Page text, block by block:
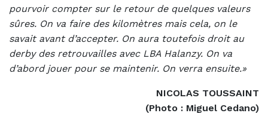
pourvoir compter sur le retour de quelques valeurs
sûres. On va faire des kilomètres mais cela, on le
savait avant d’accepter. On aura toutefois droit au
derby des retrouvailles avec LBA Halanzy. On va
d’abord jouer pour se maintenir. On verra ensuite.»
NICOLAS TOUSSAINT
(Photo : Miguel Cedano)